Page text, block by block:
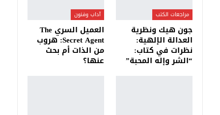
مراجعات الكتب
جون هيك ونظرية
العدالة الإلهية:
نظرات في كتاب:
“الشر وإله المحبة”
آداب وفنون
العميل السري The
Secret Agent: هروب
من الذات أم بحث
عنها؟